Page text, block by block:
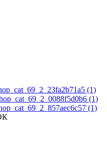
(1)
(1)
(1)